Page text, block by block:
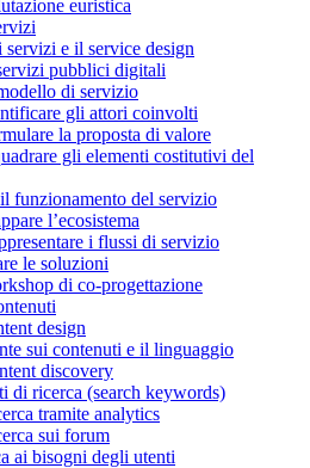
euristica
servizi e il service design
pubblici digitali
di servizio
gli attori coinvolti
la proposta di valore
gli elementi costitutivi del
funzionamento del servizio
l’ecosistema
i flussi di servizio
le soluzioni
di co-progettazione
design
sui contenuti e il linguaggio
discovery
di ricerca (search keywords)
tramite analytics
sui forum
ai bisogni degli utenti